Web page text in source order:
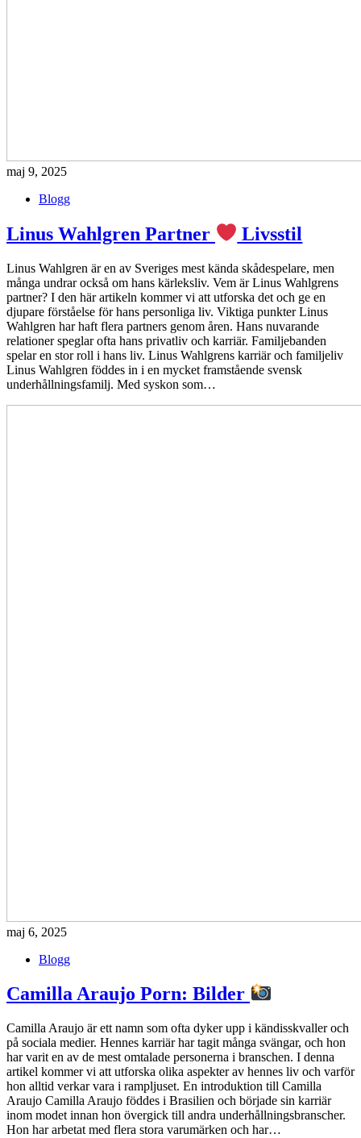
maj 9, 2025
Blogg
Linus Wahlgren Partner Livsstil
Linus Wahlgren är en av Sveriges mest kända skådespelare, men
många undrar också om hans kärleksliv. Vem är Linus Wahlgrens
partner? I den här artikeln kommer vi att utforska det och ge en
djupare förståelse för hans personliga liv. Viktiga punkter Linus
Wahlgren har haft flera partners genom åren. Hans nuvarande
relationer speglar ofta hans privatliv och karriär. Familjebanden
spelar en stor roll i hans liv. Linus Wahlgrens karriär och familjeliv
Linus Wahlgren föddes in i en mycket framstående svensk
underhållningsfamilj. Med syskon som…
maj 6, 2025
Blogg
Camilla Araujo Porn: Bilder
Camilla Araujo är ett namn som ofta dyker upp i kändisskvaller och
på sociala medier. Hennes karriär har tagit många svängar, och hon
har varit en av de mest omtalade personerna i branschen. I denna
artikel kommer vi att utforska olika aspekter av hennes liv och varför
hon alltid verkar vara i rampljuset. En introduktion till Camilla
Araujo Camilla Araujo föddes i Brasilien och började sin karriär
inom modet innan hon övergick till andra underhållningsbranscher.
Hon har arbetat med flera stora varumärken och har…